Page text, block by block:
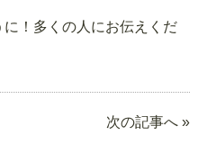
！多くの人にお伝えくだ
次の記事へ »